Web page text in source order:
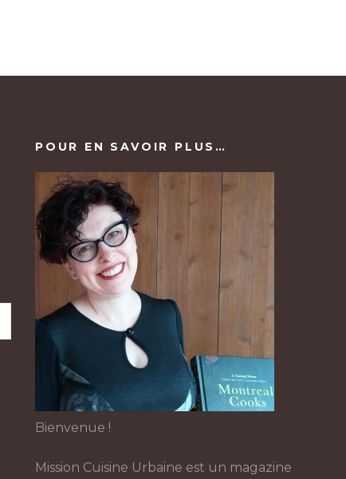
POUR EN SAVOIR PLUS…
Bienvenue !
Mission Cuisine Urbaine est un magazine